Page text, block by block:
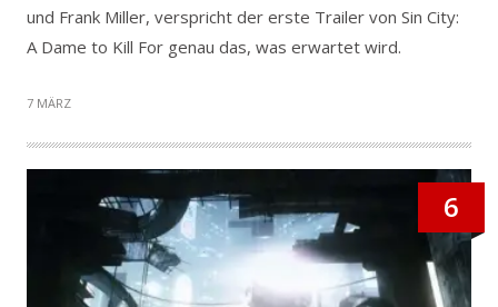
und Frank Miller, verspricht der erste Trailer von Sin City:
A Dame to Kill For genau das, was erwartet wird.
7 MÄRZ
6